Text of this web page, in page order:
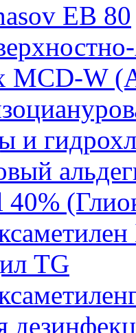
ЕВ 80
MCD-W
и
TG